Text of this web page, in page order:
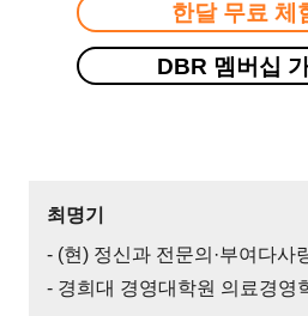
한달 무료 체
DBR 멤버십
최명기
- (현) 정신과 전문의·부여다사
- 경희대 경영대학원 의료경영